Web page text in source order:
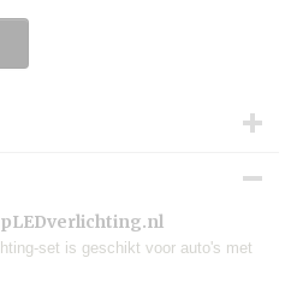
set is geschikt voor auto's met